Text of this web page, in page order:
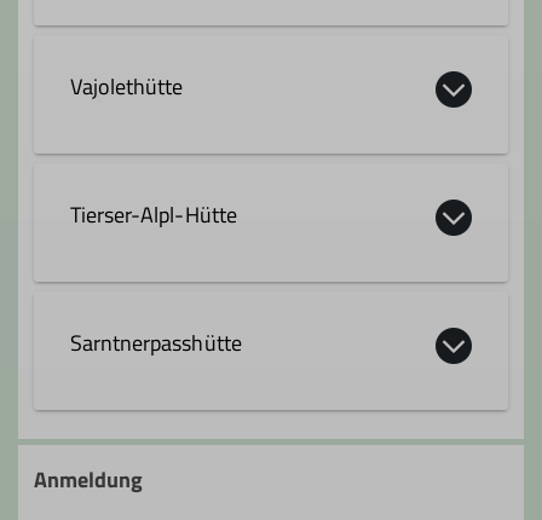
Vajolethütte
Tierser-Alpl-Hütte
Sarntnerpasshütte
Anmeldung